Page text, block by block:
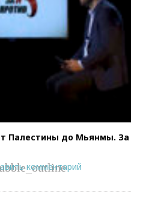
Палестины до Мьянмы. За
комментарий